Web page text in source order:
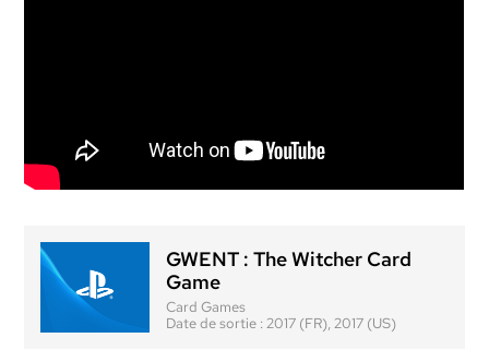
GWENT : The Witcher Card
Game
Card Games
Date de sortie :2017 (FR), 2017 (US)